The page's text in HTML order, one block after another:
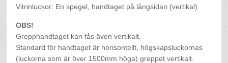
Vitrinluckor: En spegel, handtaget på långsidan (vertikal)
OBS!
Grepphandtaget kan fås även vertikalt.
Standard för handtaget är horisontellt, högskapsluckornas
(luckorna som är över 1500mm höga) greppet vertikalt.